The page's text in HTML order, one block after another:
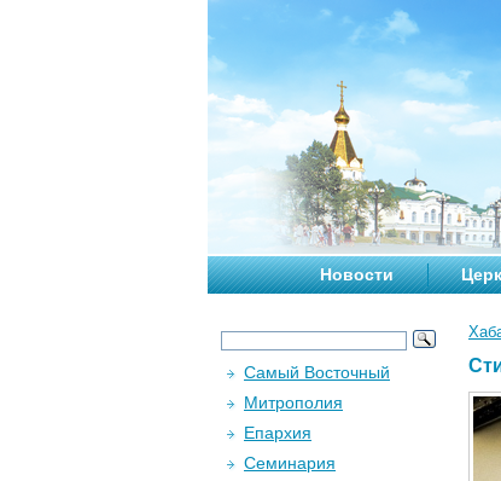
Новости
Самый Восточный
Митрополия
Епархия
Семинария